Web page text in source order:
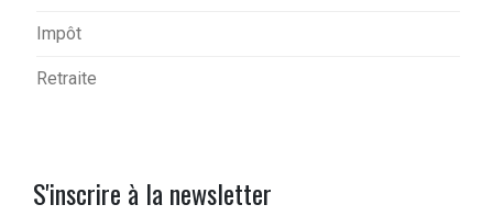
Impôt
Retraite
S'inscrire à la newsletter